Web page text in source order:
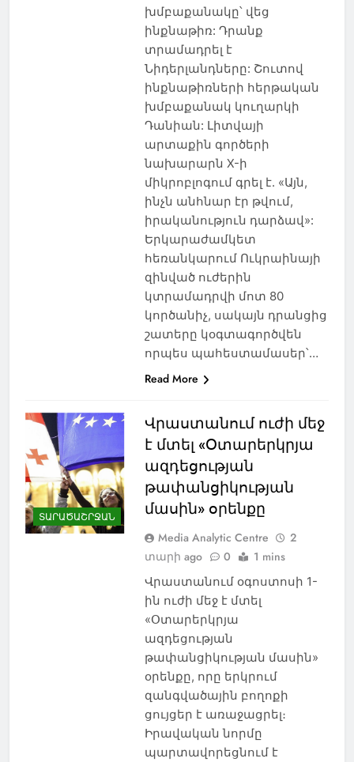
խմբաքանակը՝ վեց
ինքնաթիռ: Դրանք
տրամադրել է
Նիդերլանդները: Շուտով
ինքնաթիռների հերթական
խմբաքանակ կուղարկի
Դանիան: Լիտվայի
արտաքին գործերի
նախարարն X-ի
միկրոբլոգում գրել է. «Այն,
ինչն անհնար էր թվում,
իրականություն դարձավ»:
Երկարաժամկետ
հեռանկարում Ուկրաինայի
զինված ուժերին
կտրամադրվի մոտ 80
կործանիչ, սակայն դրանցից
շատերը կօգտագործվեն
որպես պահեստամասեր՝…
Read More
ՏԱՐԱԾԱՇՐՋԱՆ
Վրաստանում ուժի մեջ
է մտել «Օտարերկրյա
ազդեցության
թափանցիկության
մասին» օրենքը
Media Analytic Centre
2
տարի ago
0 1 mins
Վրաստանում օգոստոսի 1-
ին ուժի մեջ է մտել
«Օտարերկրյա
ազդեցության
թափանցիկության մասին»
օրենքը, որը երկրում
զանգվածային բողոքի
ցույցեր է առաջացրել։
Իրավական նորմը
պարտավորեցնում է